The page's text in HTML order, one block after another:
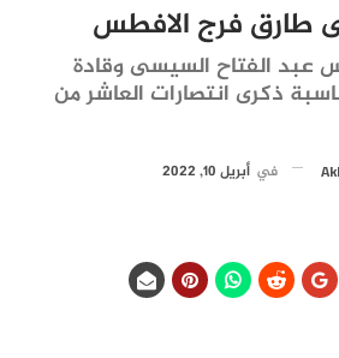
طارق فرج الافطس
عبد الفتاح السيسى وقادة
ذكرى انتصارات العاشر من
في أبريل 10, 2022